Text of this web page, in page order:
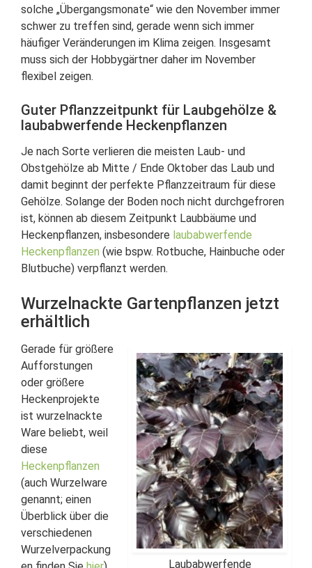
solche „Übergangsmonate“ wie den November immer
schwer zu treffen sind, gerade wenn sich immer
häufiger Veränderungen im Klima zeigen. Insgesamt
muss sich der Hobbygärtner daher im November
flexibel zeigen.
Guter Pflanzzeitpunkt für Laubgehölze &
laubabwerfende Heckenpflanzen
Je nach Sorte verlieren die meisten Laub- und
Obstgehölze ab Mitte / Ende Oktober das Laub und
damit beginnt der perfekte Pflanzzeitraum für diese
Gehölze. Solange der Boden noch nicht durchgefroren
ist, können ab diesem Zeitpunkt Laubbäume und
Heckenpflanzen, insbesondere laubabwerfende
Heckenpflanzen (wie bspw. Rotbuche, Hainbuche oder
Blutbuche) verpflanzt werden.
Wurzelnackte Gartenpflanzen jetzt
erhältlich
Laubabwerfende
Gerade für größere
Aufforstungen
oder größere
Heckenprojekte
ist wurzelnackte
Ware beliebt, weil
diese
Heckenpflanzen
(auch Wurzelware
genannt; einen
Überblick über die
verschiedenen
Wurzelverpackung